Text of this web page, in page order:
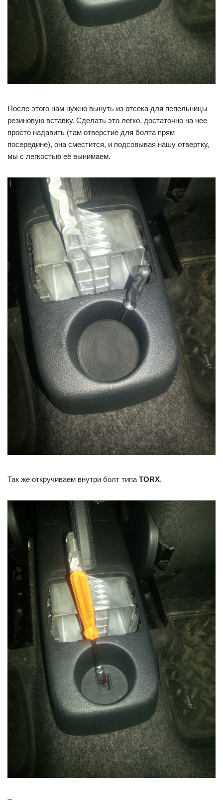
После этого нам нужно вынуть из отсека для пепельницы
резиновую вставку. Сделать это легко, достаточно на нее
просто надавить (там отверстие для болта прям
посередине), она сместится, и подсовывая нашу отвертку,
мы с легкостью её вынимаем.
Так же откручиваем внутри болт типа TORX.